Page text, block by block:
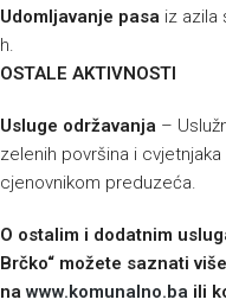
Udomljavanje pasa iz azila
h.
OSTALE AKTIVNOSTI
Usluge održavanja –
zelenih površina i
cjenovnikom preduzeća.
O ostalim i dodatnim
Brčko“ možete saznati
nawww.komunalno.ba ili